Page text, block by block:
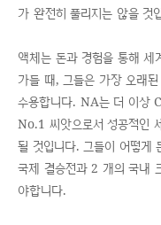
가 완전히 풀리지는 않을 것
액체는 돈과 경험을 통해 세
가들 때, 그들은 가장 오래
수용합니다. NA는 더 이상
No.1 씨앗으로서 성공적인
될 것입니다. 그들이 어떻게
국제 결승전과 2 개의 국내
야합니다.